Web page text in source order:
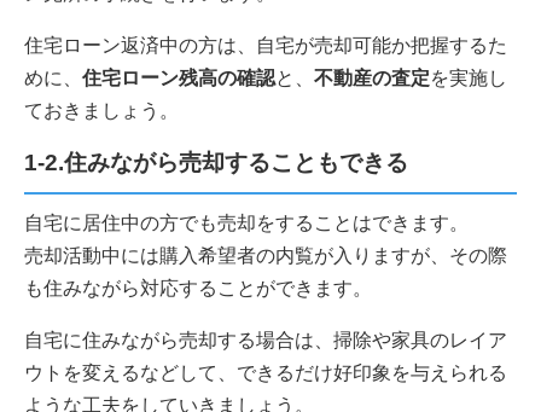
住宅ローン返済中の方は、自宅が売却可能か把握するた
めに、 住宅ローン残高の確認と、 不動産の査定を実施し
ておきましょう。
1-2.住みながら売却することもできる
自宅に居住中の方でも売却をすることはできます。
売却活動中には購入希望者の内覧が入りますが、その際
も住みながら対応することができます。
自宅に住みながら売却する場合は、掃除や家具のレイア
ウトを変えるなどして、できるだけ好印象を与えられる
ような工夫をしていきましょう。